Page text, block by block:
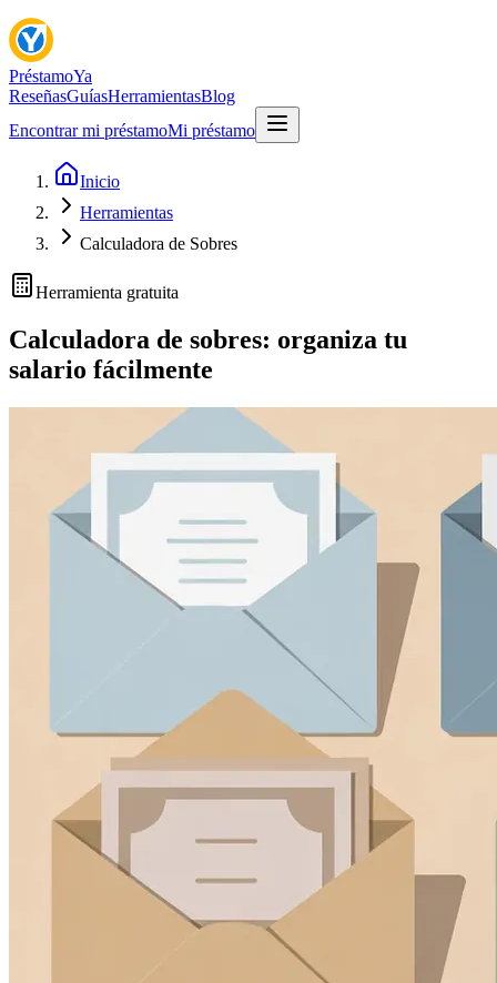
PréstamoYa
ReseñasGuíasHerramientasBlog
Encontrar mi préstamoMi préstamo
Inicio
Herramientas
Calculadora de Sobres
Herramienta gratuita
Calculadora de sobres: organiza tu
salario fácilmente